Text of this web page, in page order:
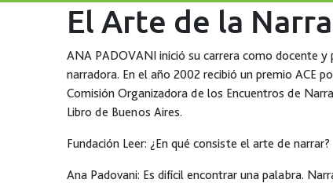
El Arte de la
ANA PADOVANI inició su carrera como docente
narradora. En el año 2002 recibió un premio ACE
Comisión Organizadora de los Encuentros de
Libro de Buenos Aires.
Fundación Leer: ¿En qué consiste el arte de narrar?
Ana Padovani: Es difícil encontrar una palabra.